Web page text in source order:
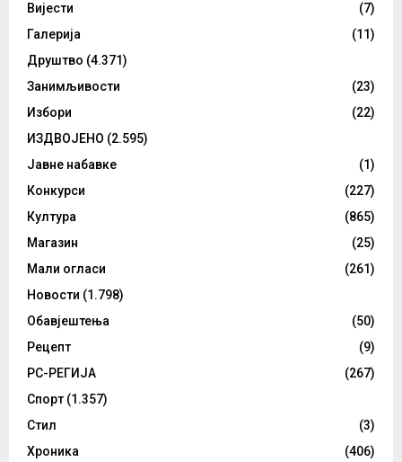
Вијести
(7)
Галерија
(11)
Друштво (4.371)
Занимљивости
(23)
Избори
(22)
ИЗДВОЈЕНО (2.595)
Јавне набавке
(1)
Конкурси
(227)
Култура
(865)
Магазин
(25)
Мали огласи
(261)
Новости (1.798)
Обавјештења
(50)
Рецепт
(9)
РС-РЕГИЈА
(267)
Спорт (1.357)
Стил
(3)
Хроника
(406)